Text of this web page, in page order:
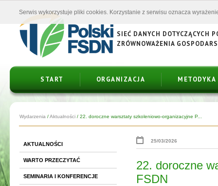
SIEĆ DANYCH DOTYCZĄCYCH
ZRÓWNOWAŻENIA
START ORGANIZACJA METODYKA
Wydarzenia /Aktualności / 22. doroczne warsztaty szkoleniowo-organizacyjne P...
AKTUALNOŚCI
WARTO PRZECZYTAĆ
SEMINARIA I KONFERENCJE
25/03/2026
22. doroczne
FSDN
Serwis wykorzystuje pliki cookies. Korzystanie z serwisu oznacza